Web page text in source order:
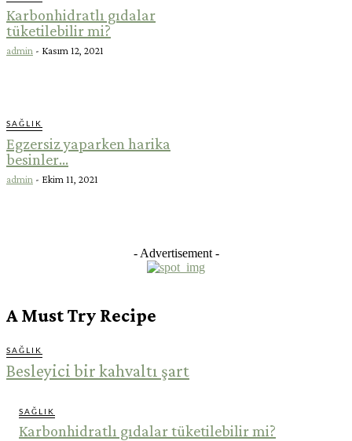
Karbonhidratlı gıdalar
tüketilebilir mi?
admin - Kasım 12, 2021
SAĞLIK
Egzersiz yaparken harika
besinler…
admin - Ekim 11, 2021
- Advertisement -
A Must Try Recipe
SAĞLIK
Besleyici bir kahvaltı şart
SAĞLIK
Karbonhidratlı gıdalar tüketilebilir mi?